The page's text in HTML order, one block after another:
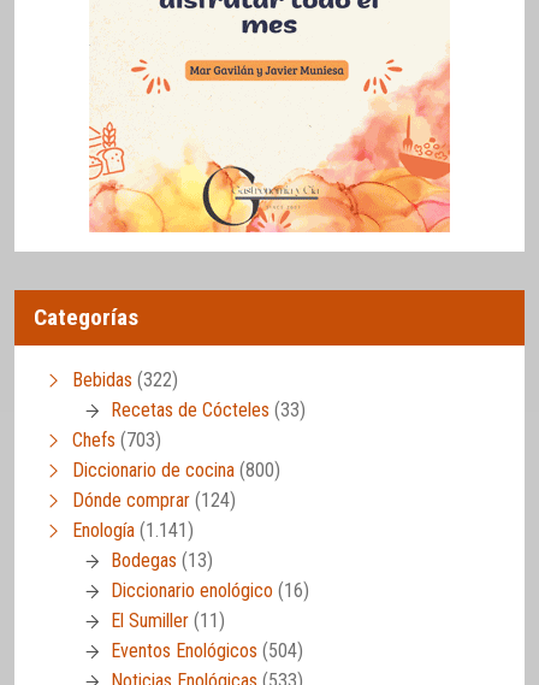
Categorías
Bebidas (322)
Recetas de Cócteles (33)
Chefs (703)
Diccionario de cocina (800)
Dónde comprar (124)
Enología (1.141)
Bodegas (13)
Diccionario enológico (16)
El Sumiller (11)
Eventos Enológicos (504)
Noticias Enológicas (533)